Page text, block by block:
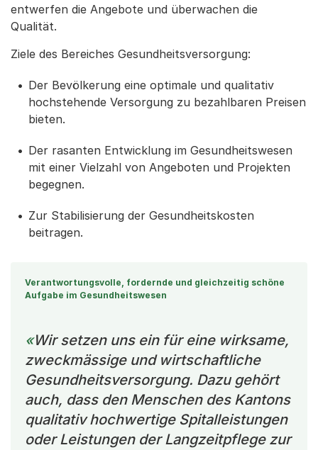
entwerfen die Angebote und überwachen die
Qualität.
Ziele des Bereiches Gesundheitsversorgung:
Der Bevölkerung eine optimale und qualitativ
hochstehende Versorgung zu bezahlbaren Preisen
bieten.
Der rasanten Entwicklung im Gesundheitswesen
mit einer Vielzahl von Angeboten und Projekten
begegnen.
Zur Stabilisierung der Gesundheitskosten
beitragen.
Verantwortungsvolle, fordernde und gleichzeitig schöne
Aufgabe im Gesundheitswesen
Wir setzen uns ein für eine wirksame,
zweckmässige und wirtschaftliche
Gesundheitsversorgung. Dazu gehört
auch, dass den Menschen des Kantons
qualitativ hochwertige Spitalleistungen
oder Leistungen der Langzeitpflege zur